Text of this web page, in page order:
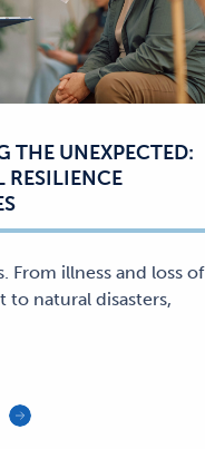
THE UNEXPECTED:
RESILIENCE
From illness and loss of
to natural disasters,